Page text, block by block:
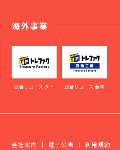
海外事業
総合リユース タイ 総合リユース 台湾
会社案内 電子公告 利用規約